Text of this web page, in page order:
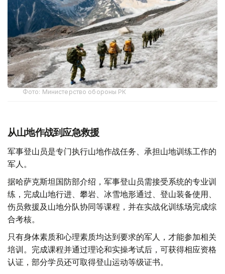
Фото: Министерство обороны РК
从山地作战到应急救援
军事登山员是专门执行山地作战任务、承担山地训练工作的
军人。
据哈萨克斯坦国防部介绍，军事登山员需接受系统的专业训
练，完成山地行进、攀岩、冰雪地形通过、登山装备使用、
伤员救援及山地分队协同等课程，并在实战化训练场完成综
合考核。
只有身体素质和心理素质均达到要求的军人，才能参加相关
培训。完成课程并通过理论和实操考试后，可获得相应资格
认证，部分学员还可取得登山运动等级证书。